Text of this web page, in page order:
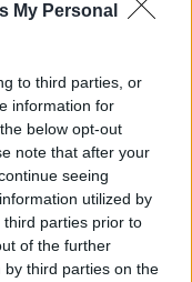
My Personal
to third parties, or
information for
below opt-out
note that after your
seeing
utilized by
parties prior to
of the further
third parties on the